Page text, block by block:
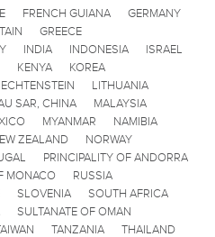
FRENCH GUIANA
GERMANY
GREECE
INDIA INDONESIA
ISRAEL
KENYA
KOREA
LITHUANIA
SAR, CHINA
MALAYSIA
MYANMAR
NAMIBIA
ZEALAND
NORWAY
PRINCIPALITY OF ANDORRA
MONACO
RUSSIA
SLOVENIA
SOUTH AFRICA
SULTANATE OF OMAN
TANZANIA THAILAND